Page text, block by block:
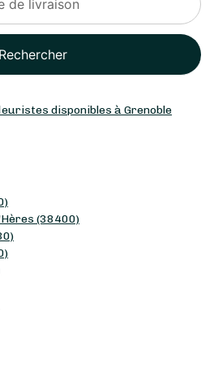
Rechercher
disponibles à Grenoble
(38400)